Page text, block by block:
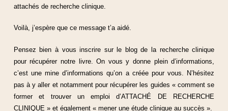
attachés de recherche clinique.
Voilà, j’espère que ce message t’a aidé.
Pensez bien à vous inscrire sur le blog de la recherche clinique
pour récupérer notre livre. On vous y donne plein d’informations,
c’est une mine d’informations qu’on a créée pour vous. N’hésitez
pas à y aller et notamment pour récupérer les guides « comment se
former et trouver un emploi d’ATTACHÉ DE RECHERCHE
CLINIQUE » et également « mener une étude clinique au succès ».